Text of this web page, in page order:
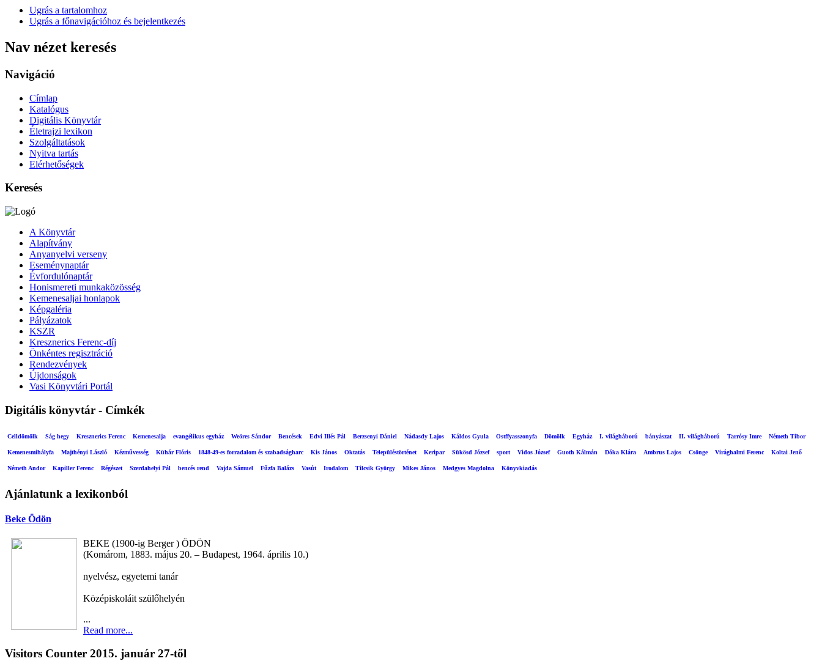
Ugrás a tartalomhoz
Ugrás a főnavigációhoz és bejelentkezés
Nav nézet keresés
Navigáció
Címlap
Katalógus
Digitális Könyvtár
Életrajzi lexikon
Szolgáltatások
Nyitva tartás
Elérhetőségek
Keresés
A Könyvtár
Alapítvány
Anyanyelvi verseny
Eseménynaptár
Évfordulónaptár
Honismereti munkaközösség
Kemenesaljai honlapok
Képgaléria
Pályázatok
KSZR
Kresznerics Ferenc-díj
Önkéntes regisztráció
Rendezvények
Újdonságok
Vasi Könyvtári Portál
Digitális könyvtár - Címkék
Celldömölk Ság hegy Kresznerics Ferenc Kemenesalja evangélikus egyház Weöres Sándor Bencések Edvi Illés Pál Berzsenyi Dániel Nádasdy Lajos Káldos Gyula Ostffyasszonyfa Dömölk Egyház I. világháború bányászat II. világháború Tarrósy Imre Németh Tibor
Kemenesmihályfa Majthényi László Kézművesség Kühár Flóris 1848-49-es forradalom és szabadságharc Kis János Oktatás Településtörténet Keripar Sükösd József sport Vidos József Guoth Kálmán Dóka Klára Ambrus Lajos Csönge Virághalmi Ferenc Koltai Jenő
Németh Andor Kapiller Ferenc Régészet Szerdahelyi Pál bencés rend Vajda Sámuel Fűzfa Balázs Vasút Irodalom Tilcsik György Mikes János Medgyes Magdolna Könyvkiadás
Ajánlatunk a lexikonból
Beke Ödön
BEKE (1900-ig Berger ) ÖDÖN
(Komárom, 1883. május 20. – Budapest, 1964. április 10.)
nyelvész, egyetemi tanár
Középiskoláit szülőhelyén
...
Read more...
Visitors Counter 2015. január 27-től